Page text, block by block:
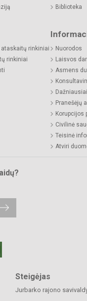
Biblioteka
rinkiniai
rinkiniai
Nuorodos
Laisvos
Asmens
Pranešėjų
Korupcijos
Civilinė
Teisinė
Atviri
Steigėjas
Jurbarko rajono